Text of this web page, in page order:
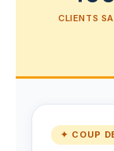
CLIENTS
✦ COUP